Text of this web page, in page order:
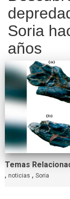
Soria
años
Temas
, noticias , Soria